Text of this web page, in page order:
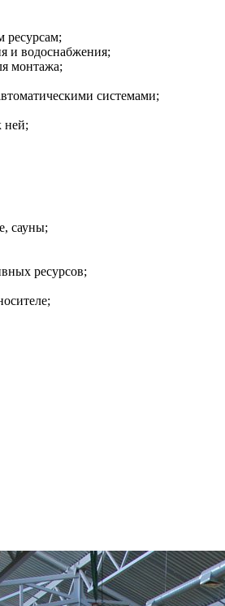
ресурсам;
и водоснабжения;
монтажа;
системами;
ней;
сауны;
ресурсов;